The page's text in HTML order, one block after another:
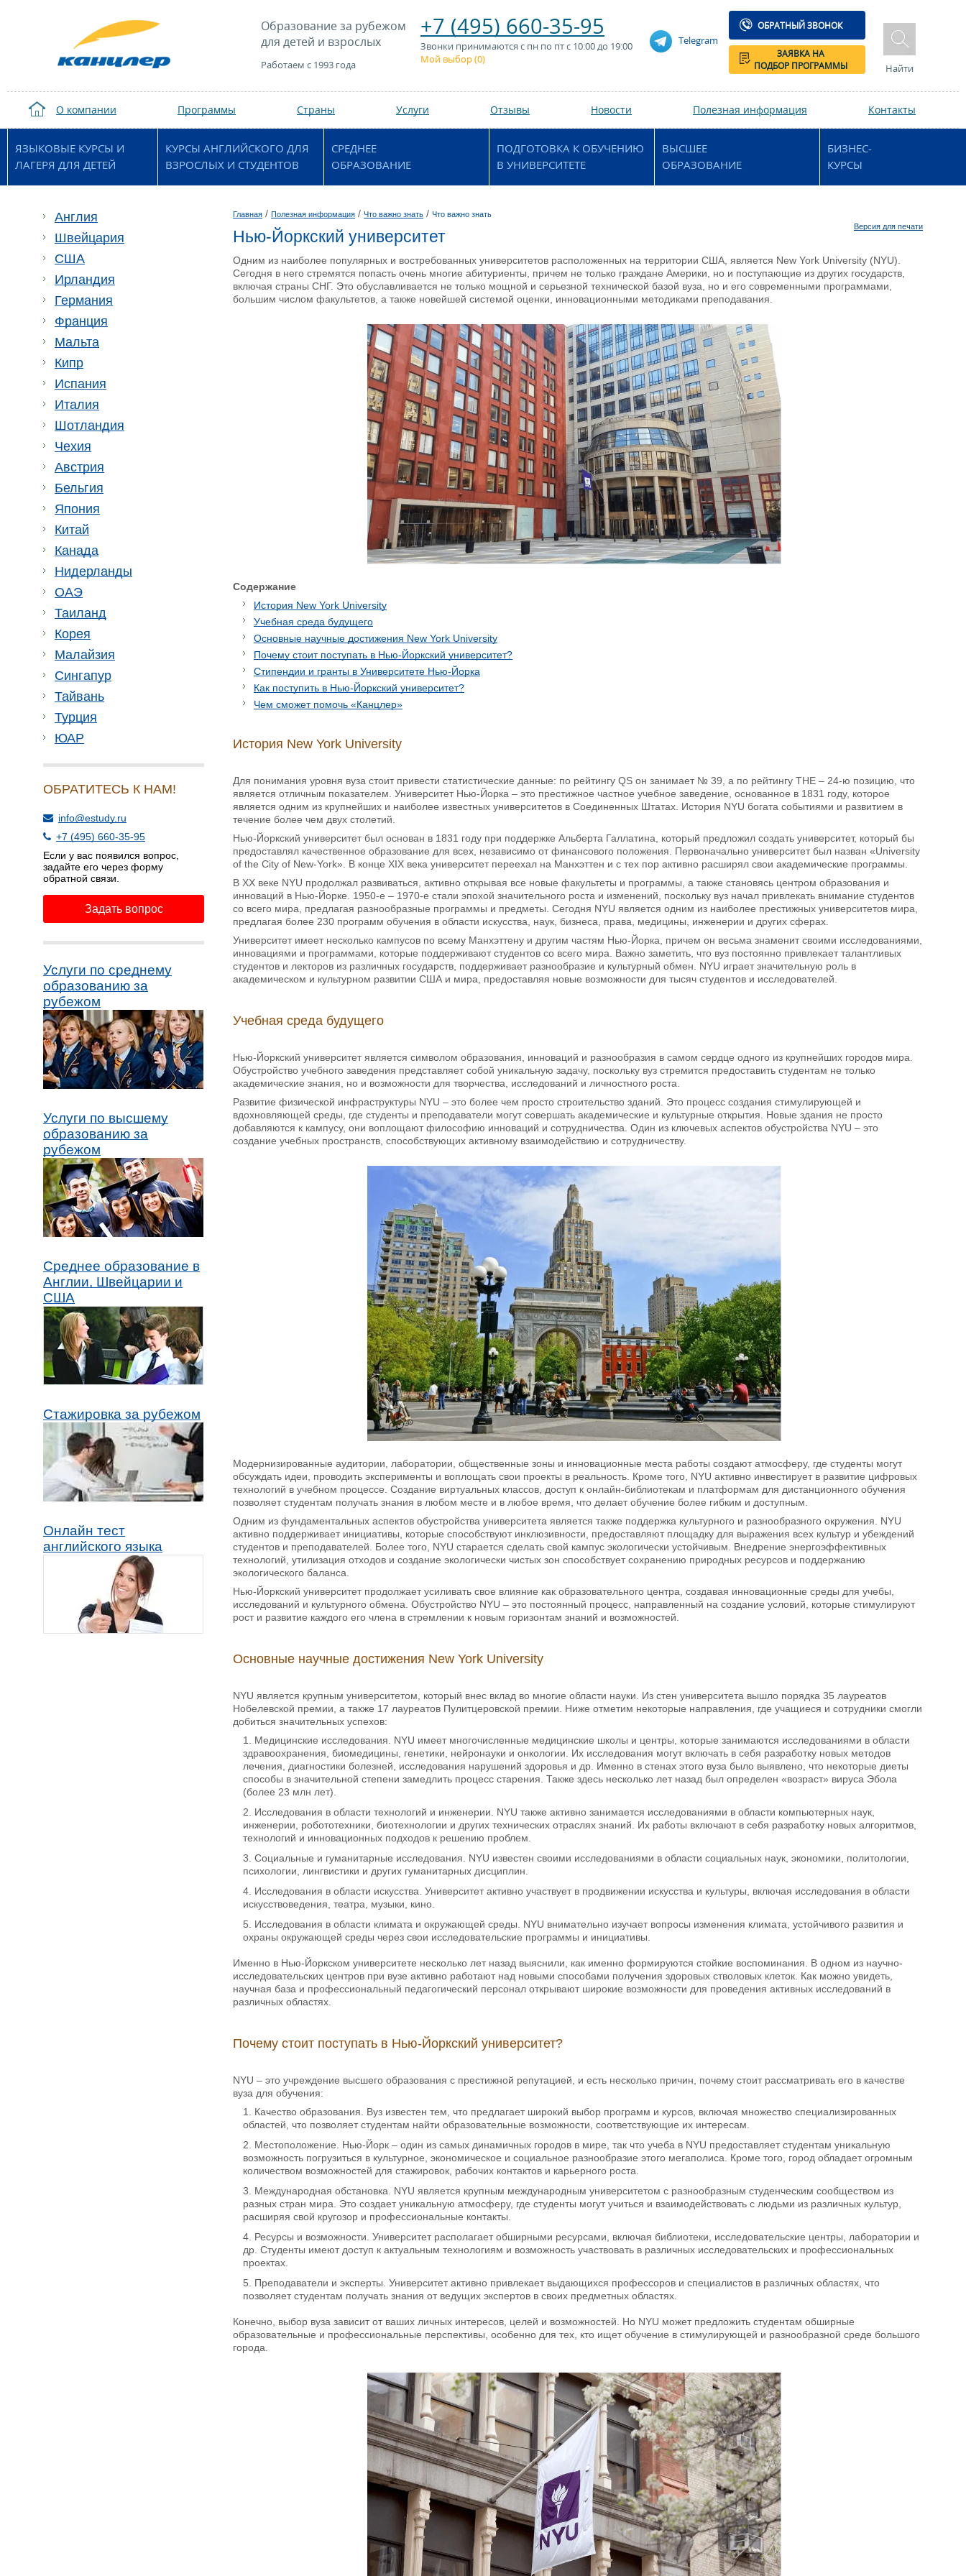
Образование за рубежом
для детей и взрослых
Работаем с 1993 года
+7 (495) 660-35-95
Звонки принимаются с пн по пт с 10:00 до 19:00
Мой выбор (0)
Telegram
ОБРАТНЫЙ ЗВОНОК
ЗАЯВКА НА
ПОДБОР ПРОГРАММЫ
Найти
О компании Программы Страны Услуги Отзывы Новости Полезная информация Контакты
ЯЗЫКОВЫЕ КУРСЫ И
ЛАГЕРЯ ДЛЯ ДЕТЕЙ
КУРСЫ АНГЛИЙСКОГО ДЛЯ
ВЗРОСЛЫХ И СТУДЕНТОВ
СРЕДНЕЕ
ОБРАЗОВАНИЕ
ПОДГОТОВКА К ОБУЧЕНИЮ
В УНИВЕРСИТЕТЕ
ВЫСШЕЕ
ОБРАЗОВАНИЕ
БИЗНЕС-
КУРСЫ
Англия
Швейцария
США
Ирландия
Германия
Франция
Мальта
Кипр
Испания
Италия
Шотландия
Чехия
Австрия
Бельгия
Япония
Китай
Канада
Нидерланды
ОАЭ
Таиланд
Корея
Малайзия
Сингапур
Тайвань
Турция
ЮАР
ОБРАТИТЕСЬ К НАМ!
info@estudy.ru
+7 (495) 660-35-95
Если у вас появился вопрос,
задайте его через форму
обратной связи.
Задать вопрос
Услуги по среднему
образованию за
рубежом
Услуги по высшему
образованию за
рубежом
Среднее образование в
Англии, Швейцарии и
США
Стажировка за рубежом
Онлайн тест
английского языка
Главная / Полезная информация / Что важно знать / Что важно знать
Версия для печати
Нью-Йоркский университет
Одним из наиболее популярных и востребованных университетов расположенных на территории США, является New York University (NYU).
Сегодня в него стремятся попасть очень многие абитуриенты, причем не только граждане Америки, но и поступающие из других государств,
включая страны СНГ. Это обуславливается не только мощной и серьезной технической базой вуза, но и его современными программами,
большим числом факультетов, а также новейшей системой оценки, инновационными методиками преподавания.
Содержание
История New York University
Учебная среда будущего
Основные научные достижения New York University
Почему стоит поступать в Нью-Йоркский университет?
Стипендии и гранты в Университете Нью-Йорка
Как поступить в Нью-Йоркский университет?
Чем сможет помочь «Канцлер»
История New York University
Для понимания уровня вуза стоит привести статистические данные: по рейтингу QS он занимает № 39, а по рейтингу THE – 24-ю позицию, что
является отличным показателем. Университет Нью-Йорка – это престижное частное учебное заведение, основанное в 1831 году, которое
является одним из крупнейших и наиболее известных университетов в Соединенных Штатах. История NYU богата событиями и развитием в
течение более чем двух столетий.
Нью-Йоркский университет был основан в 1831 году при поддержке Альберта Галлатина, который предложил создать университет, который бы
предоставлял качественное образование для всех, независимо от финансового положения. Первоначально университет был назван «University
of the City of New-York». В конце XIX века университет переехал на Манхэттен и с тех пор активно расширял свои академические программы.
В ХХ веке NYU продолжал развиваться, активно открывая все новые факультеты и программы, а также становясь центром образования и
инноваций в Нью-Йорке. 1950-е – 1970-е стали эпохой значительного роста и изменений, поскольку вуз начал привлекать внимание студентов
со всего мира, предлагая разнообразные программы и предметы. Сегодня NYU является одним из наиболее престижных университетов мира,
предлагая более 230 программ обучения в области искусства, наук, бизнеса, права, медицины, инженерии и других сферах.
Университет имеет несколько кампусов по всему Манхэттену и другим частям Нью-Йорка, причем он весьма знаменит своими исследованиями,
инновациями и программами, которые поддерживают студентов со всего мира. Важно заметить, что вуз постоянно привлекает талантливых
студентов и лекторов из различных государств, поддерживает разнообразие и культурный обмен. NYU играет значительную роль в
академическом и культурном развитии США и мира, предоставляя новые возможности для тысяч студентов и исследователей.
Учебная среда будущего
Нью-Йоркский университет является символом образования, инноваций и разнообразия в самом сердце одного из крупнейших городов мира.
Обустройство учебного заведения представляет собой уникальную задачу, поскольку вуз стремится предоставить студентам не только
академические знания, но и возможности для творчества, исследований и личностного роста.
Развитие физической инфраструктуры NYU – это более чем просто строительство зданий. Это процесс создания стимулирующей и
вдохновляющей среды, где студенты и преподаватели могут совершать академические и культурные открытия. Новые здания не просто
добавляются к кампусу, они воплощают философию инноваций и сотрудничества. Один из ключевых аспектов обустройства NYU – это
создание учебных пространств, способствующих активному взаимодействию и сотрудничеству.
Модернизированные аудитории, лаборатории, общественные зоны и инновационные места работы создают атмосферу, где студенты могут
обсуждать идеи, проводить эксперименты и воплощать свои проекты в реальность. Кроме того, NYU активно инвестирует в развитие цифровых
технологий в учебном процессе. Создание виртуальных классов, доступ к онлайн-библиотекам и платформам для дистанционного обучения
позволяет студентам получать знания в любом месте и в любое время, что делает обучение более гибким и доступным.
Одним из фундаментальных аспектов обустройства университета является также поддержка культурного и разнообразного окружения. NYU
активно поддерживает инициативы, которые способствуют инклюзивности, предоставляют площадку для выражения всех культур и убеждений
студентов и преподавателей. Более того, NYU старается сделать свой кампус экологически устойчивым. Внедрение энергоэффективных
технологий, утилизация отходов и создание экологически чистых зон способствует сохранению природных ресурсов и поддержанию
экологического баланса.
Нью-Йоркский университет продолжает усиливать свое влияние как образовательного центра, создавая инновационные среды для учебы,
исследований и культурного обмена. Обустройство NYU – это постоянный процесс, направленный на создание условий, которые стимулируют
рост и развитие каждого его члена в стремлении к новым горизонтам знаний и возможностей.
Основные научные достижения New York University
NYU является крупным университетом, который внес вклад во многие области науки. Из стен университета вышло порядка 35 лауреатов
Нобелевской премии, а также 17 лауреатов Пулитцеровской премии. Ниже отметим некоторые направления, где учащиеся и сотрудники смогли
добиться значительных успехов:
Медицинские исследования. NYU имеет многочисленные медицинские школы и центры, которые занимаются исследованиями в области
здравоохранения, биомедицины, генетики, нейронауки и онкологии. Их исследования могут включать в себя разработку новых методов
лечения, диагностики болезней, исследования нарушений здоровья и др. Именно в стенах этого вуза было выявлено, что некоторые диеты
способы в значительной степени замедлить процесс старения. Также здесь несколько лет назад был определен «возраст» вируса Эбола
(более 23 млн лет).
Исследования в области технологий и инженерии. NYU также активно занимается исследованиями в области компьютерных наук,
инженерии, робототехники, биотехнологии и других технических отраслях знаний. Их работы включают в себя разработку новых алгоритмов,
технологий и инновационных подходов к решению проблем.
Социальные и гуманитарные исследования. NYU известен своими исследованиями в области социальных наук, экономики, политологии,
психологии, лингвистики и других гуманитарных дисциплин.
Исследования в области искусства. Университет активно участвует в продвижении искусства и культуры, включая исследования в области
искусствоведения, театра, музыки, кино.
Исследования в области климата и окружающей среды. NYU внимательно изучает вопросы изменения климата, устойчивого развития и
охраны окружающей среды через свои исследовательские программы и инициативы.
Именно в Нью-Йоркском университете несколько лет назад выяснили, как именно формируются стойкие воспоминания. В одном из научно-
исследовательских центров при вузе активно работают над новыми способами получения здоровых стволовых клеток. Как можно увидеть,
научная база и профессиональный педагогический персонал открывают широкие возможности для проведения активных исследований в
различных областях.
Почему стоит поступать в Нью-Йоркский университет?
NYU – это учреждение высшего образования с престижной репутацией, и есть несколько причин, почему стоит рассматривать его в качестве
вуза для обучения:
Качество образования. Вуз известен тем, что предлагает широкий выбор программ и курсов, включая множество специализированных
областей, что позволяет студентам найти образовательные возможности, соответствующие их интересам.
Местоположение. Нью-Йорк – один из самых динамичных городов в мире, так что учеба в NYU предоставляет студентам уникальную
возможность погрузиться в культурное, экономическое и социальное разнообразие этого мегаполиса. Кроме того, город обладает огромным
количеством возможностей для стажировок, рабочих контактов и карьерного роста.
Международная обстановка. NYU является крупным международным университетом с разнообразным студенческим сообществом из
разных стран мира. Это создает уникальную атмосферу, где студенты могут учиться и взаимодействовать с людьми из различных культур,
расширяя свой кругозор и профессиональные контакты.
Ресурсы и возможности. Университет располагает обширными ресурсами, включая библиотеки, исследовательские центры, лаборатории и
др. Студенты имеют доступ к актуальным технологиям и возможность участвовать в различных исследовательских и профессиональных
проектах.
Преподаватели и эксперты. Университет активно привлекает выдающихся профессоров и специалистов в различных областях, что
позволяет студентам получать знания от ведущих экспертов в своих предметных областях.
Конечно, выбор вуза зависит от ваших личных интересов, целей и возможностей. Но NYU может предложить студентам обширные
образовательные и профессиональные перспективы, особенно для тех, кто ищет обучение в стимулирующей и разнообразной среде большого
города.